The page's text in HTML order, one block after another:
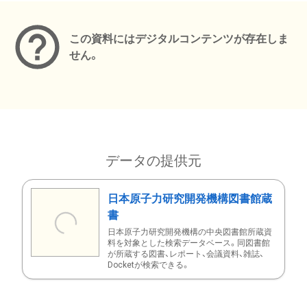
この資料にはデジタルコンテンツが存在しま
せん。
データの提供元
日本原子力研究開発機構図書館蔵
書
日本原子力研究開発機構の中央図書館所蔵資
料を対象とした検索データベース。同図書館
が所蔵する図書、レポート、会議資料、雑誌、
Docketが検索できる。